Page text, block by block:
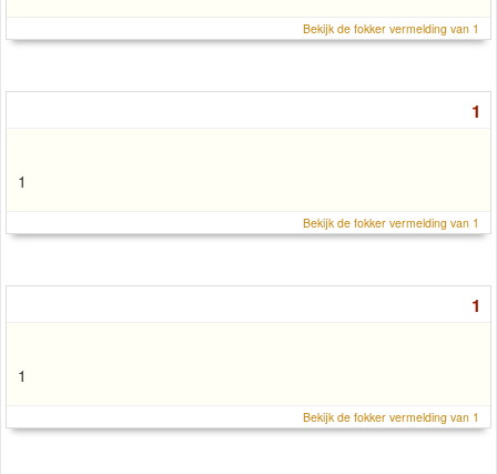
Bekijk de fokker vermelding van 1
1
1
Bekijk de fokker vermelding van 1
1
1
Bekijk de fokker vermelding van 1